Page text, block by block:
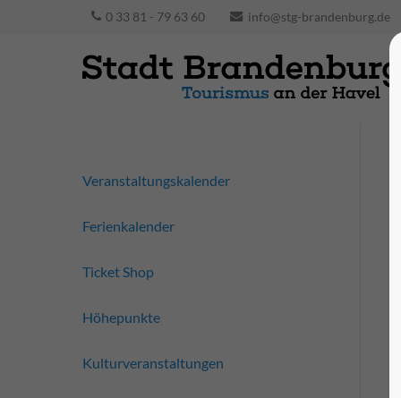
0 33 81 - 79 63 60 info@stg-brandenburg.de
Veranstaltungskalender
Ferienkalender
Ticket Shop
Höhepunkte
Kulturveranstaltungen